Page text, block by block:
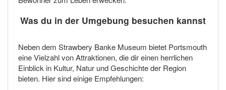
Was du in der Umgebung besuchen kannst
Neben dem Strawbery Banke Museum bietet Portsmouth
eine Vielzahl von Attraktionen, die dir einen herrlichen
Einblick in Kultur, Natur und Geschichte der Region
bieten. Hier sind einige Empfehlungen: